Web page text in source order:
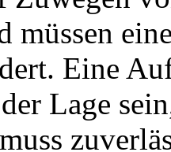
müssen
Eine
Lage